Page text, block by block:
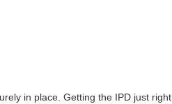
in place. Getting the IPD just right